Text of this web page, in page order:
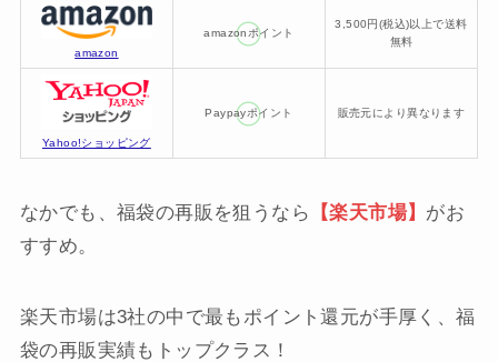
amazon
amazonポイント
3,500円(税込)以上で送料
無料
Yahoo!ショッピング
Paypayポイント 販売元により異なります
なかでも、福袋の再販を狙うなら 【楽天市場】 がお
すすめ。
楽天市場は3社の中で最もポイント還元が手厚く、福
袋の再販実績もトップクラス！